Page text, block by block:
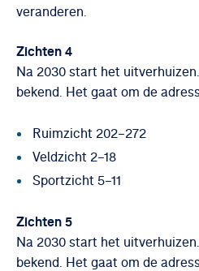
veranderen.
Zichten 4
Na 2030 start het
bekend. Het gaat om de
Ruimzicht 202–272
Veldzicht 2–18
Sportzicht 5–11
Zichten 5
Na 2030 start het
bekend. Het gaat om de